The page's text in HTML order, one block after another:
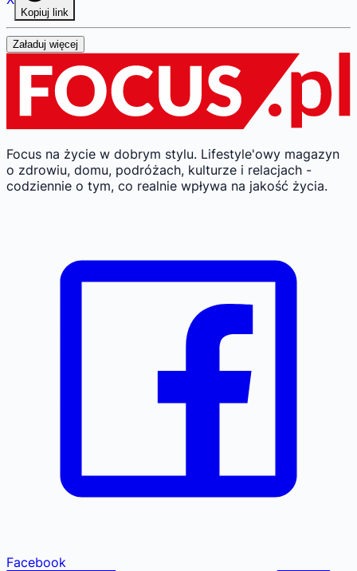
Kopiuj link
Załaduj więcej
Focus na życie w dobrym stylu. Lifestyle'owy magazyn
o zdrowiu, domu, podróżach, kulturze i relacjach -
codziennie o tym, co realnie wpływa na jakość życia.
Facebook